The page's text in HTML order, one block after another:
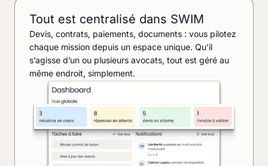
Tout est centralisé dans SWIM
Devis, contrats, paiements, documents : vous pilotez
chaque mission depuis un espace unique. Qu’il
s’agisse d’un ou plusieurs avocats, tout est géré au
même endroit, simplement.